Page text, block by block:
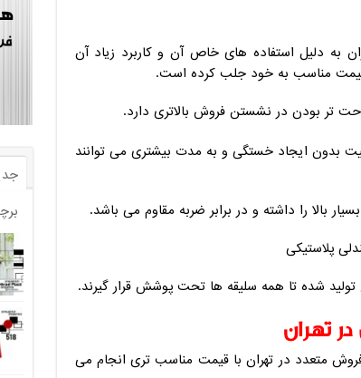
به دلیل استفاده های خاص آن و کاربرد زیاد آن
قیمت مناسب به خود جلب کرده است.
تر بودن در نشستن فروش بالاتری دارد.
بدون ایجاد خستگی و به مدت بیشتری می توانند
بالا را داشته و در برابر ضربه مقاوم می باشد.
تولید شده تا همه سلیقه ها تحت پوشش قرار گیرند.
تهران
متعدد در تهران با قیمت مناسب تری انجام می